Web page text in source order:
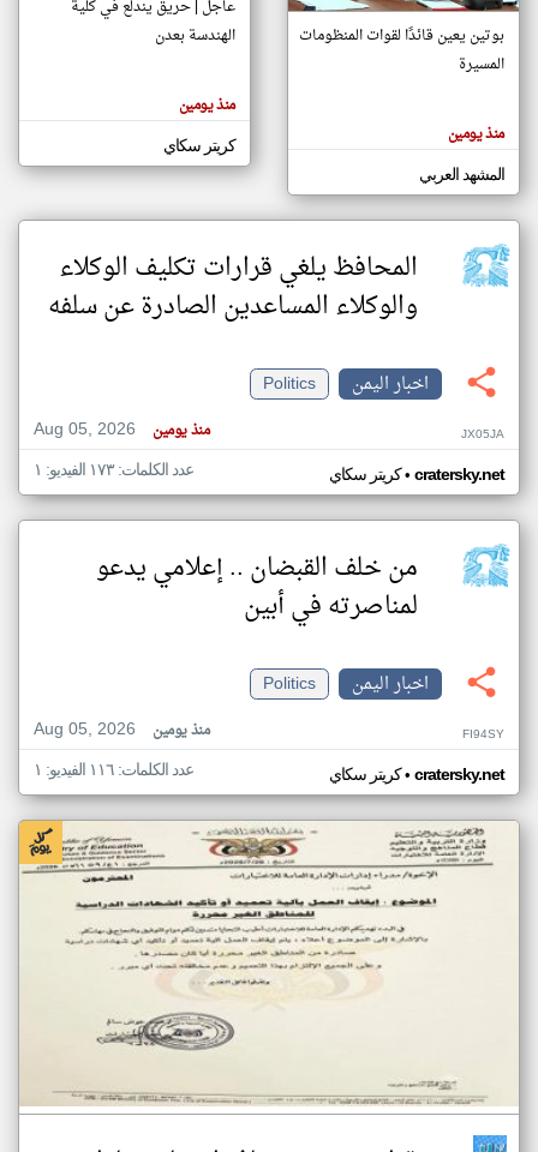
مصادر الأخبار من اليمن
اخبار اليمن على مدار الساعة
أهم اخبار اليمن العاجلة والمباشرة
المقالات
الموجوده
هنا عن
وجهة
كاتبيها.
بوتين يعين قائدًا لقوات المنظومات
المسيرة
منذ يومين
المشهد العربي
عاجل | حريق يندلع في كلية
الهندسة بعدن
منذ يومين
كريتر سكاي
المحافظ يلغي قرارات تكليف الوكلاء
والوكلاء المساعدين الصادرة عن سلفه
اخبار اليمن
Politics
Aug 05, 2026
منذ يومين JX05JA
كريتر سكاي• cratersky.net عدد الكلمات: ١٧٣ الفيديو: ١
من خلف القبضان .. إعلامي يدعو
لمناصرته في أبين
اخبار اليمن
Politics
Aug 05, 2026
منذ يومين FI94SY
كريتر سكاي• cratersky.net عدد الكلمات: ١١٦ الفيديو: ١
klyoum.com